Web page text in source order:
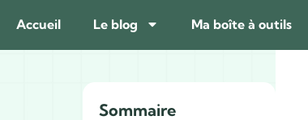
Accueil Le blog Ma boîte à outils
Sommaire